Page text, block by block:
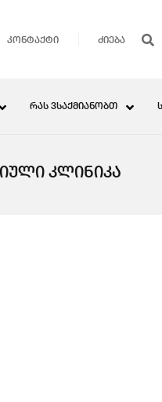
ᲙᲝᲜᲢᲐᲥᲢᲘ
ᲠᲐᲡ ᲕᲡᲐᲥᲛᲘᲐᲜᲝᲑᲗ
ᲙᲚᲘᲜᲘᲙᲐ